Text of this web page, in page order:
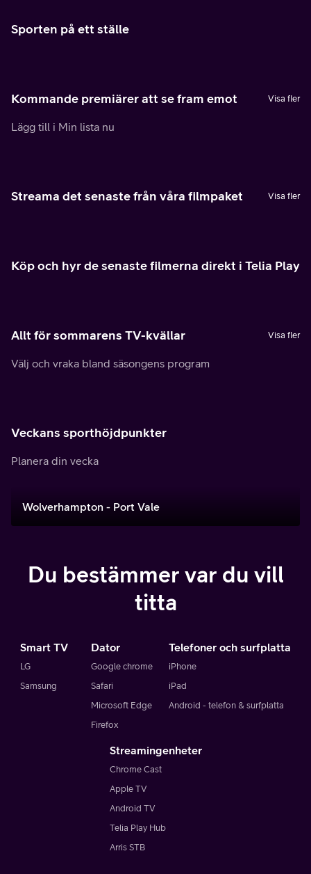
Sporten på ett ställe
Kommande premiärer att se fram emot Visa fler
Lägg till i Min lista nu
Streama det senaste från våra filmpaket Visa fler
Köp och hyr de senaste filmerna direkt i Telia Play
Allt för sommarens TV-kvällar Visa fler
Välj och vraka bland säsongens program
Veckans sporthöjdpunkter
Planera din vecka
Wolverhampton - Port Vale
Du bestämmer var du vill
titta
Smart TV
LG
Samsung
Dator
Google chrome
Safari
Microsoft Edge
Firefox
Telefoner och surfplatta
iPhone
iPad
Android - telefon & surfplatta
Streamingenheter
Chrome Cast
Apple TV
Android TV
Telia Play Hub
Arris STB